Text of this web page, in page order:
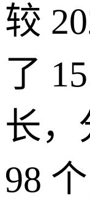
较
了
长，
98